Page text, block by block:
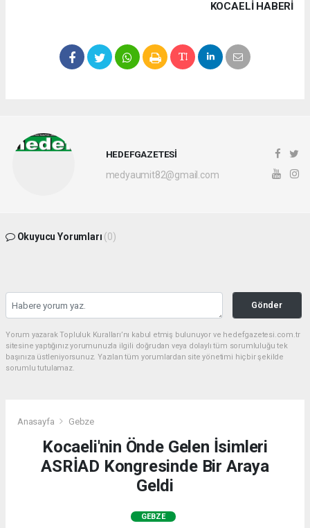
KOCAELI HABERİ
HEDEFGAZETESİ
medyaumit82@gmail.com
Okuyucu Yorumları (0)
Gönder
Yorum yazarak Topluluk Kuralları’nı kabul etmiş bulunuyor ve hedefgazetesi.com.tr
sitesine yaptığınız yorumunuzla ilgili doğrudan veya dolaylı tüm sorumluluğu tek
başınıza üstleniyorsunuz. Yazılan tüm yorumlardan site yönetimi hiçbir şekilde
sorumlu tutulamaz.
Anasayfa Gebze
Kocaeli'nin Önde Gelen İsimleri
ASRİAD Kongresinde Bir Araya
Geldi
GEBZE